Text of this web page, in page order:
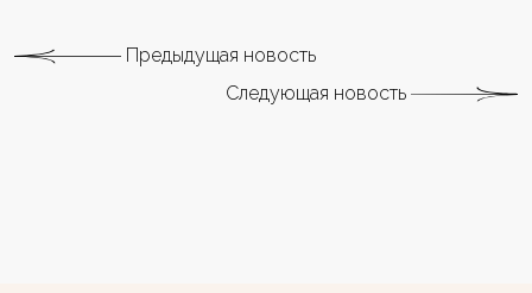
Предыдущая новость
Следующая новость